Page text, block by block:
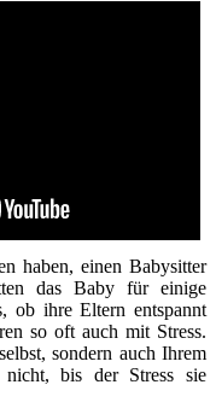
haben, einen Babysitter
das Baby für einige
ob ihre Eltern entspannt
so oft auch mit Stress.
sondern auch Ihrem
bis der Stress sie